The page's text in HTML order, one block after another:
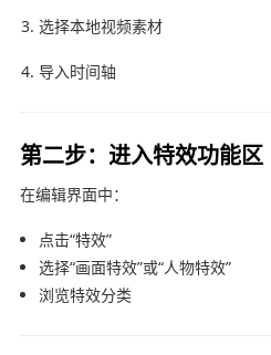
选择本地视频素材
导入时间轴
第二步：进入特效功能区
在编辑界面中：
点击“特效”
选择“画面特效”或“人物特效”
浏览特效分类